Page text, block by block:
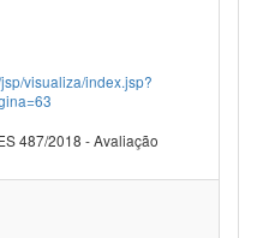
visualiza/index.jsp?
487/2018 - Avaliação